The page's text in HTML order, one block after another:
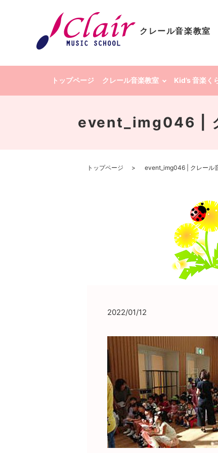
クレール音楽教室
トップページ クレール音楽教室 Kid’s 音楽く
event_img046 |
トップページ event_img046 | クレール
2022/01/12